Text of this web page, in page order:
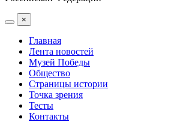
×
Главная
Лента новостей
Музей Победы
Общество
Страницы истории
Точка зрения
Тесты
Контакты